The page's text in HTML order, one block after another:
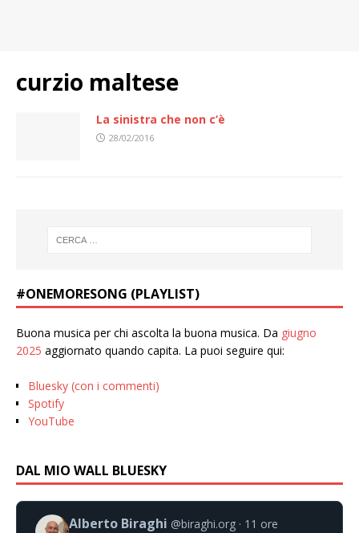
curzio maltese
La sinistra che non c’è
28/02/2016
#ONEMORESONG (PLAYLIST)
Buona musica per chi ascolta la buona musica. Da giugno
2025 aggiornato quando capita. La puoi seguire qui:
Bluesky (con i commenti)
Spotify
YouTube
DAL MIO WALL BLUESKY
Alberto Biraghi @biraghi.org 11 ore